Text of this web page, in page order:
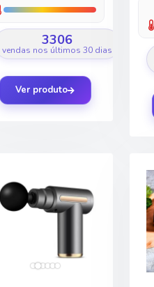
3306
vendas nos últimos 30 dias
Ver produto